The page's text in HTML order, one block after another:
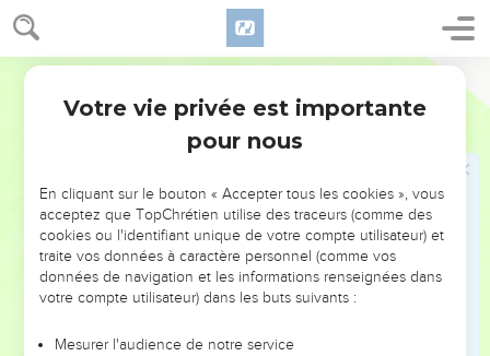
1 Jean 1
Dieu est lumière
Voici le message que nous avons entendu de Jésus-Christ
et que nous vous annonçons : Dieu est lumière et il n’y a
aucune trace de ténèbres en lui.
vivant dans les ténèbres, nous sommes des menteurs et
nous n’agissons pas comme la vérité l’exige de nous.
Mais si nous vivons dans la lumière, tout comme Dieu lui-
même est dans la lumière, alors nous sommes en
communion les uns avec les autres et, parce que Jésus, son
Fils, a versé son sang, nous sommes *purifiés de tout péché.
Votre vie privée est importante
pour nous
En cliquant sur le bouton « Accepter tous les cookies », vous
acceptez que TopChrétien utilise des traceurs (comme des
cookies ou l'identifiant unique de votre compte utilisateur) et
traite vos données à caractère personnel (comme vos
données de navigation et les informations renseignées dans
votre compte utilisateur) dans les buts suivants :
Mesurer l'audience de notre service